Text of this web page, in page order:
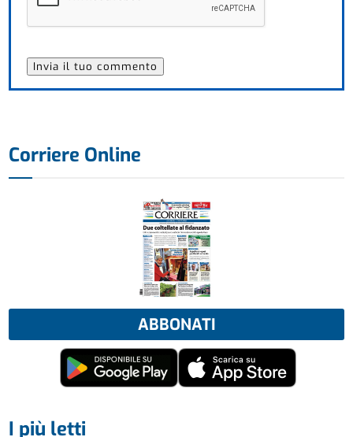
Corriere Online
ABBONATI
I più letti